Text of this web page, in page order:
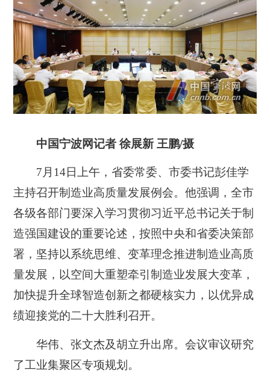
中国宁波网记者 徐展新 王鹏/摄
7月14日上午，省委常委、市委书记彭佳学
主持召开制造业高质量发展例会。他强调，全市
各级各部门要深入学习贯彻习近平总书记关于制
造强国建设的重要论述，按照中央和省委决策部
署，坚持以系统思维、变革理念推进制造业高质
量发展，以空间大重塑牵引制造业发展大变革，
加快提升全球智造创新之都硬核实力，以优异成
绩迎接党的二十大胜利召开。
华伟、张文杰及胡立升出席。会议审议研究
了工业集聚区专项规划。